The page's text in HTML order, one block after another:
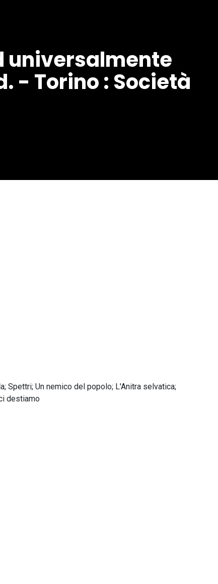
universalmente
- Torino : Società
Spettri; Un nemico del popolo; L'Anitra selvatica;
destiamo